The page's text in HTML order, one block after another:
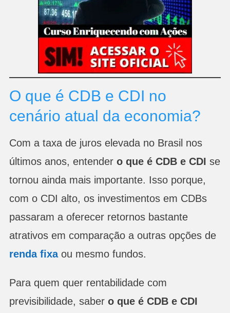
O que é CDB e CDI no
cenário atual da economia?
Com a taxa de juros elevada no Brasil nos
últimos anos, entender o que é CDB e CDI se
tornou ainda mais importante. Isso porque,
com o CDI alto, os investimentos em CDBs
passaram a oferecer retornos bastante
atrativos em comparação a outras opções de
renda fixaou mesmo fundos.
Para quem quer rentabilidade com
previsibilidade, saber o que é CDB e CDI